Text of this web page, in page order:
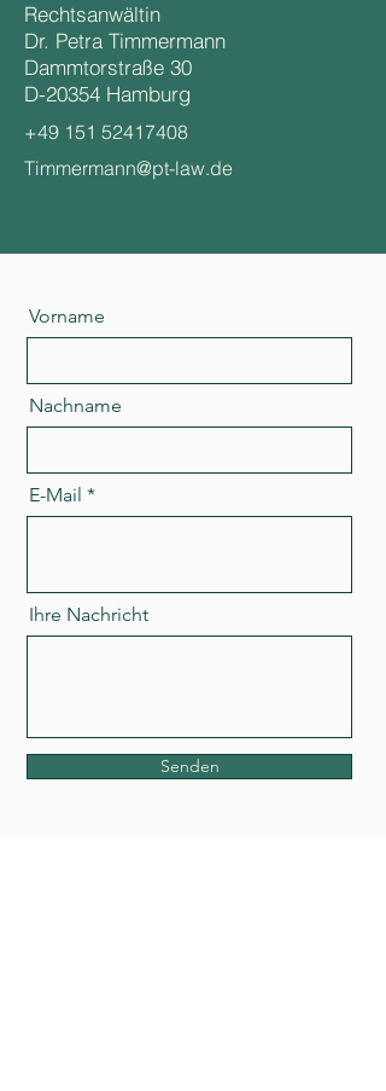
Rechtsanwältin
Dr. Petra Timmermann
Dammtorstraße 30
D-20354 Hamburg
+49 151 52417408
Timmermann@pt-law.de
Vorname
Nachname
E-Mail
Ihre Nachricht
Senden